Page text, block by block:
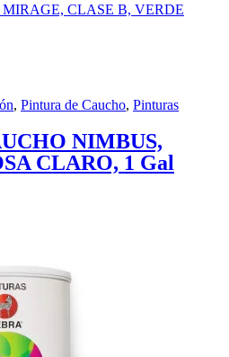
CLASE B, VERDE
, Pintura de Caucho, Pinturas
NIMBUS,
CLARO, 1 Gal